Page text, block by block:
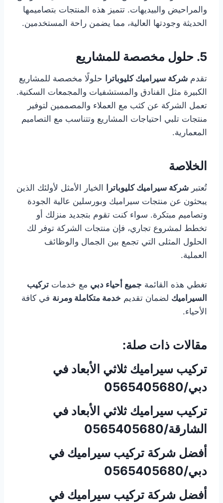
والمراحيض والبيديهات. تتميز هذه المنتجات بتصاميمها
الحديثة وجودتها العالية، مما يضمن راحة المستخدمين.
5. حلول مخصصة للمشاريع
تقدم شركة سيراميك كليوباترا
حلولًا مخصصة للمشاريع
الكبيرة مثل الفنادق والمستشفيات والمجمعات السكنية.
تعمل الشركة عن كثب مع العملاء والمصممين لتوفير
منتجات تلبي احتياجات المشاريع وتتناسب مع التصاميم
المعمارية.
الخلاصة
تُعتبر شركة سيراميك كليوباترا
الخيار الأمثل لأولئك الذين
يبحثون عن منتجات سيراميك وبورسلين عالية الجودة
وتصاميم مبتكرة. سواء كنت تقوم بتجديد منزلك أو
تخطط لمشروع تجاري، فإن منتجات الشركة توفر لك
الحلول المثلى التي تجمع بين الجمال والوظائف
العملية.
تغطي هذه القائمة جميع أحياء دبي مع خدمات تركيب
السيراميك لضمان تقديم خدمة متكاملة ومرنة في كافة
الأحياء.
مقالات ذات صلة:
تركيب سيراميك ثلاثي الأبعاد في
دبي/0565405680
تركيب سيراميك ثلاثي الأبعاد في
الشارقة/0565405680
أفضل شركة تركيب سيراميك في
دبي/0565405680
أفضل شركة تركيب سيراميك في